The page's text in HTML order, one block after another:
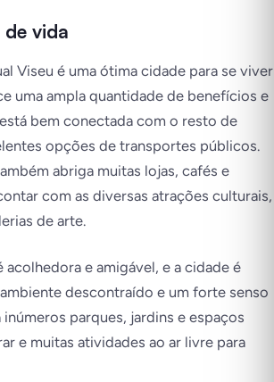
vida
Viseu é uma ótima cidade para se viver
uma ampla quantidade de benefícios e
bem conectada com o resto de
opções de transportes públicos.
abriga muitas lojas, cafés e
com as diversas atrações culturais,
de arte.
e amigável, e a cidade é
descontraído e um forte senso
parques, jardins e espaços
e muitas atividades ao ar livre para